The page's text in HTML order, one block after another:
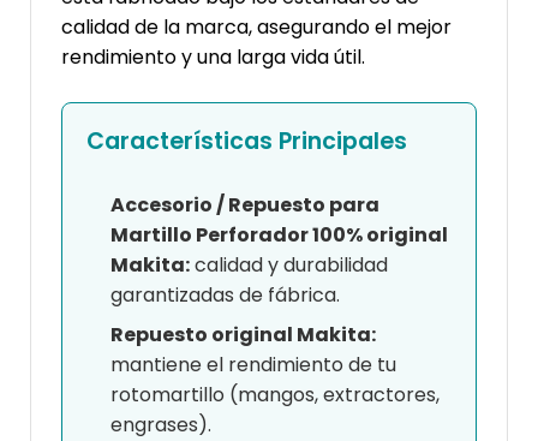
calidad de la marca, asegurando el mejor
rendimiento y una larga vida útil.
Características Principales
Accesorio / Repuesto para
Martillo Perforador 100% original
Makita:calidad y durabilidad
garantizadas de fábrica.
Repuesto original Makita:
mantiene el rendimiento de tu
rotomartillo (mangos, extractores,
engrases).